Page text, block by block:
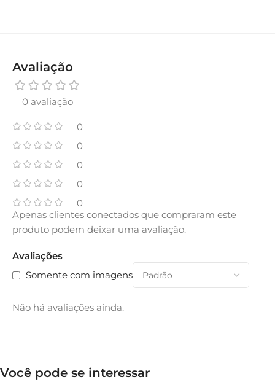
Avaliação
0 avaliação
0
0
0
0
0
Avaliações
Somente com imagens
Não há avaliações ainda.
Apenas clientes conectados que compraram este
produto podem deixar uma avaliação.
Você pode se interessar